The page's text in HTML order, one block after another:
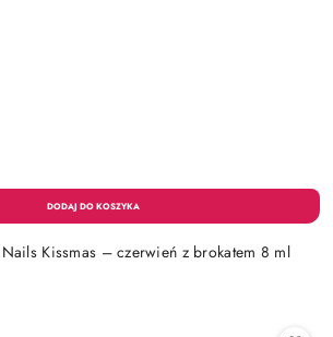
Kissmas – czerwień z brokatem 8 ml